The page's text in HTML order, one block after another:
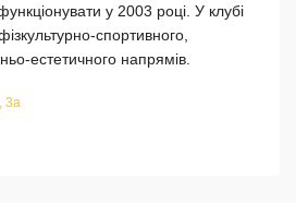
у 2003 році. У клубі
спортивного,
естетичного напрямів.
3а